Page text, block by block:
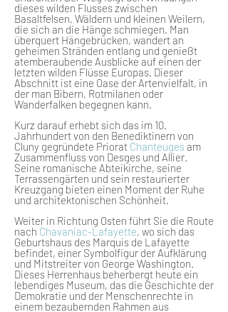
dieses wilden Flusses zwischen
Basaltfelsen, Wäldern und kleinen Weilern,
die sich an die Hänge schmiegen. Man
überquert Hängebrücken, wandert an
geheimen Stränden entlang und genießt
atemberaubende Ausblicke auf einen der
letzten wilden Flüsse Europas. Dieser
Abschnitt ist eine Oase der Artenvielfalt, in
der man Bibern, Rotmilanen oder
Wanderfalken begegnen kann.
Kurz darauf erhebt sich das im 10.
Jahrhundert von den Benediktinern von
Cluny gegründete Priorat Chanteugesam
Zusammenfluss von Desges und Allier.
Seine romanische Abteikirche, seine
Terrassengärten und sein restaurierter
Kreuzgang bieten einen Moment der Ruhe
und architektonischen Schönheit.
Weiter in Richtung Osten führt Sie die Route
nach Chavaniac-Lafayette, wo sich das
Geburtshaus des Marquis de Lafayette
befindet, einer Symbolfigur der Aufklärung
und Mitstreiter von George Washington.
Dieses Herrenhaus beherbergt heute ein
lebendiges Museum, das die Geschichte der
Demokratie und der Menschenrechte in
einem bezaubernden Rahmen aus